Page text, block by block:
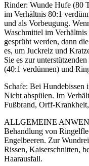
Rinder: Wunde Hufe (80
im Verhältnis 80:1
und als Vorbeugung.
Waschmittel im
gesprüht werden, dann
es, um Juckreiz und
Sie es zur
(40:1 verdünnen) und
Schafe: Bei Hundebissen
Nicht abspülen. Im
Fußbrand, Orff-
ALLGEMEINE
Behandlung von
Engelbeeren. Zur
Rissen, Kaiserschnitten,
Haarausfall.